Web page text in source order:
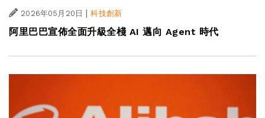
2026年05月20日 | 科技創新
阿里巴巴宣佈全面升級全棧 AI 邁向 Agent 時代